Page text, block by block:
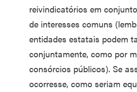
reivindicatórios em
de interesses comuns
entidades estatais podem
conjuntamente, como por
consórcios públicos). Se
ocorresse, como seriam